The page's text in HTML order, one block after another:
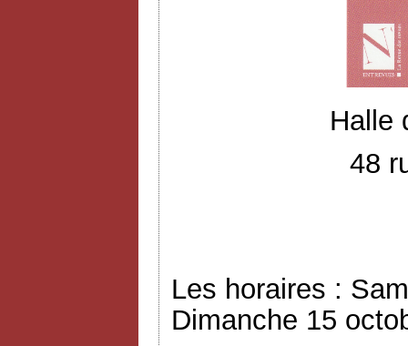
Halle
48
Les horaires :
Dimanche 15